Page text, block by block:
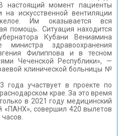
настоящий момент пациенты
искусственной вентиляции
Им оказывается вся
помощь. Ситуация находится
Кубани Вениамина
здравоохранения
Филиппова и в тесном
Чеченской Республики», —
клинической больницы №
года участвует в проекте по
крае. За это время
в 2021 году медицинский
«ПАНХ», совершил 420 вылетов